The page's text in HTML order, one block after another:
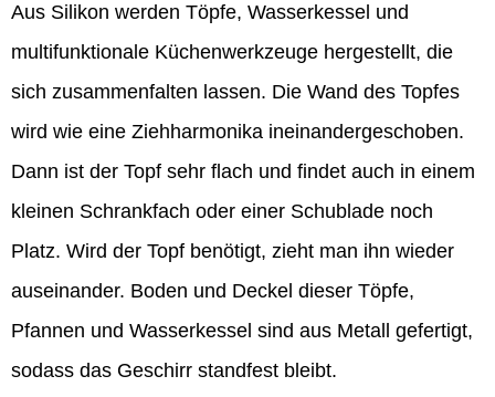
Aus Silikon werden Töpfe, Wasserkessel und
multifunktionale Küchenwerkzeuge hergestellt, die
sich zusammenfalten lassen. Die Wand des Topfes
wird wie eine Ziehharmonika ineinandergeschoben.
Dann ist der Topf sehr flach und findet auch in einem
kleinen Schrankfach oder einer Schublade noch
Platz. Wird der Topf benötigt, zieht man ihn wieder
auseinander. Boden und Deckel dieser Töpfe,
Pfannen und Wasserkessel sind aus Metall gefertigt,
sodass das Geschirr standfest bleibt.